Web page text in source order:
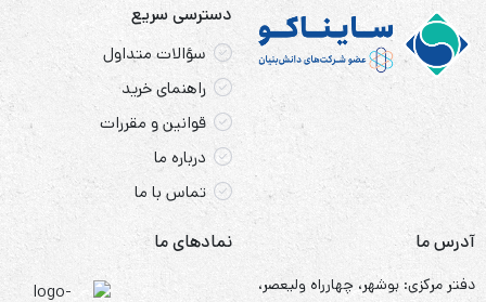
دسترسی سریع
سؤالات متداول
راهنمای خرید
قوانین و مقررات
درباره ما
تماس با ما
آدرس ما
دفتر مرکزی: بوشهر، چهارراه ولیعصر،
نمادهای ما